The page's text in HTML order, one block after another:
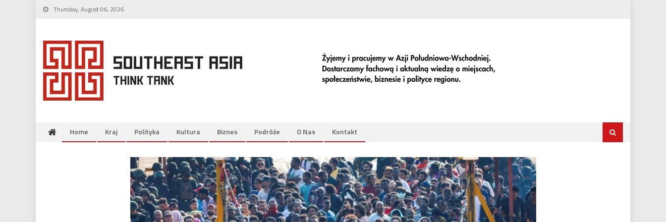
Skip Thursday, August 06, 2026
Home Kraj Polityka Kultura Biznes Podróże O Nas Kontakt